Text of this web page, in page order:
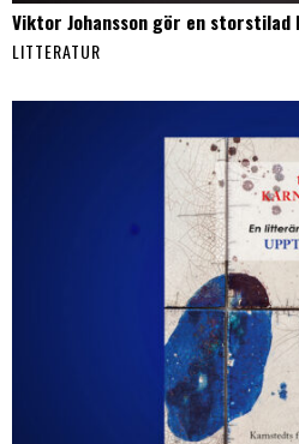
Viktor Johansson gör en
LITTERATUR